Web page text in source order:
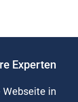
Experten
in